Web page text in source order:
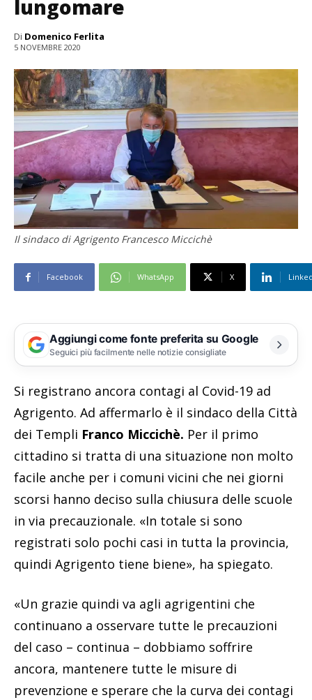
lungomare
Di Domenico Ferlita
5 NOVEMBRE 2020
Il sindaco di Agrigento Francesco Miccichè
Facebook WhatsApp X
Aggiungi come fonte preferita su Google
Seguici più facilmente nelle notizie consigliate
Si registrano ancora contagi al Covid-19 ad
Agrigento. Ad affermarlo è il sindaco della Città
dei Templi Franco Miccichè. Per il primo
cittadino si tratta di una situazione non molto
facile anche per i comuni vicini che nei giorni
scorsi hanno deciso sulla chiusura delle scuole
in via precauzionale. «In totale si sono
registrati solo pochi casi in tutta la provincia,
quindi Agrigento tiene biene», ha spiegato.
«Un grazie quindi va agli agrigentini che
continuano a osservare tutte le precauzioni
del caso – continua – dobbiamo soffrire
ancora, mantenere tutte le misure di
prevenzione e sperare che la curva dei contagi